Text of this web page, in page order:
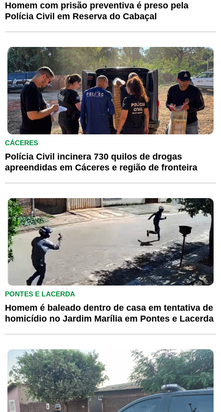
Homem com prisão preventiva é preso pela
Polícia Civil em Reserva do Cabaçal
CÁCERES
Polícia Civil incinera 730 quilos de drogas
apreendidas em Cáceres e região de fronteira
PONTES E LACERDA
Homem é baleado dentro de casa em tentativa de
homicídio no Jardim Marília em Pontes e Lacerda